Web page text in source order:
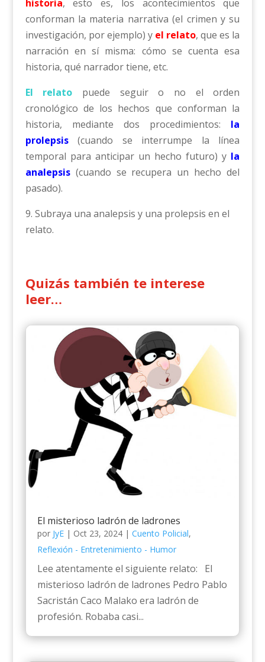
historia, esto es, los acontecimientos que
conforman la materia narrativa (el crimen y su
investigación, por ejemplo) y el relato, que es la
narración en sí misma: cómo se cuenta esa
historia, qué narrador tiene, etc.
El relato puede seguir o no el orden
cronológico de los hechos que conforman la
historia, mediante dos procedimientos: la
prolepsis(cuando se interrumpe la línea
temporal para anticipar un hecho futuro) y la
analepsis(cuando se recupera un hecho del
pasado).
9. Subraya una analepsis y una prolepsis en el
relato.
Quizás también te interese
leer…
El misterioso ladrón de ladrones
por JyE| Oct 23, 2024| Cuento Policial,
Reflexión - Entretenimiento - Humor
Lee atentamente el siguiente relato: El
misterioso ladrón de ladrones Pedro Pablo
Sacristán Caco Malako era ladrón de
profesión. Robaba casi...